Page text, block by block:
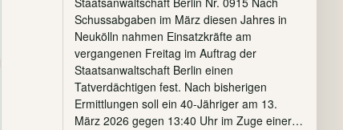
Schussabgaben im März diesen Jahres in
Neukölln nahmen Einsatzkräfte am
vergangenen Freitag im Auftrag der
Staatsanwaltschaft Berlin einen
Tatverdächtigen fest. Nach bisherigen
Ermittlungen soll ein 40-Jähriger am 13.
März 2026 gegen 13:40 Uhr im Zuge einer…